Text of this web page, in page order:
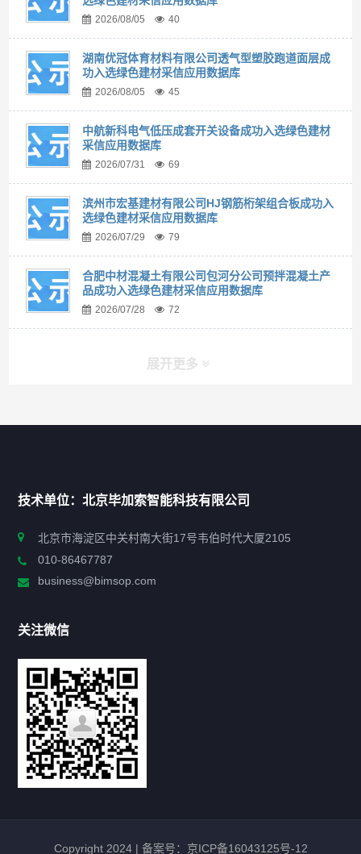
2026/08/05 40
湖南优冠体育材料有限公司透气型塑胶跑道面层成
功入选绿色建材采信应用数据库
2026/08/05 45
中航新科电气低压成套开关设备成功入选绿色建材
采信应用数据库
2026/07/31 69
滨州市宏基建材有限公司HJ钢筋桁架组合板成功入
选绿色建材采信应用数据库
2026/07/29 79
合肥中材混凝土有限公司包河分公司预拌混凝土产
品成功入选绿色建材采信应用数据库
2026/07/28 72
展开更多
政策法规
新闻资讯
工作动态
会议活动
技术单位：北京毕加索智能科技有限公司
北京市海淀区中关村南大街17号韦伯时代大厦2105
010-86467787
business@bimsop.com
关注微信
Copyright 2024 | 备案号：京ICP备16043125号-12